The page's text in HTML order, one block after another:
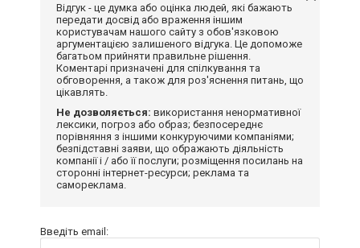
Відгук - це думка або оцінка людей, які бажають
передати досвід або враження іншим
користувачам нашого сайту з обов'язковою
аргументацією залишеного відгука. Це допоможе
багатьом прийняти правильне рішення.
Коментарі призначені для спілкування та
обговорення, а також для роз'яснення питань, що
цікавлять.
Не дозволяється: використання ненормативної
лексики, погроз або образ; безпосереднє
порівняння з іншими конкуруючими компаніями;
безпідставні заяви, що ображають діяльність
компанії і / або її послуги; розміщення посилань на
сторонні інтернет-ресурси; реклама та
самореклама.
Введіть email: